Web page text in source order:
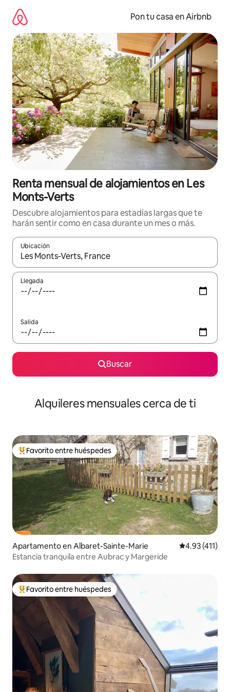
contenido
Pon tu casa en Airbnb
Renta mensual de alojamientos en Les
Monts-Verts
Descubre alojamientos para estadías largas que te
harán sentir como en casa durante un mes o más.
Ubicación
Cuando los resultados estén disponibles, navega con las
Llegada
Salida
Buscar
Alquileres mensuales cerca de ti
Favorito entre huéspedes preferido
Favorito entre huéspedes
Apartamento en Albaret-Sainte-Marie Calificación
4.93 (411)
Estancia tranquila entre Aubrac y Margeride
Favorito entre huéspedes preferido
Favorito entre huéspedes